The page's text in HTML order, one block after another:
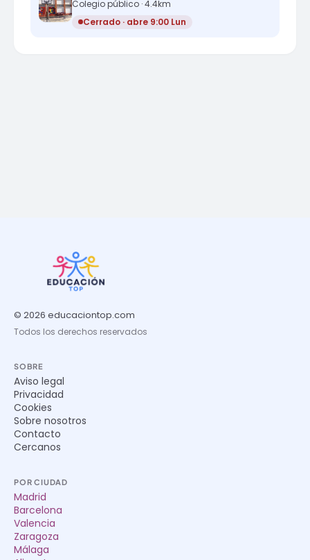
Colegio público · 4.4km
Cerrado · abre 9:00 Lun
© 2026 educaciontop.com
Todos los derechos reservados
SOBRE
Aviso legal
Privacidad
Cookies
Sobre nosotros
Contacto
Cercanos
POR CIUDAD
Madrid
Barcelona
Valencia
Zaragoza
Málaga